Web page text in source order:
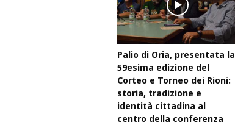
Palio di Oria, presentata la
59esima edizione del
Corteo e Torneo dei Rioni:
storia, tradizione e
identità cittadina al
centro della conferenza